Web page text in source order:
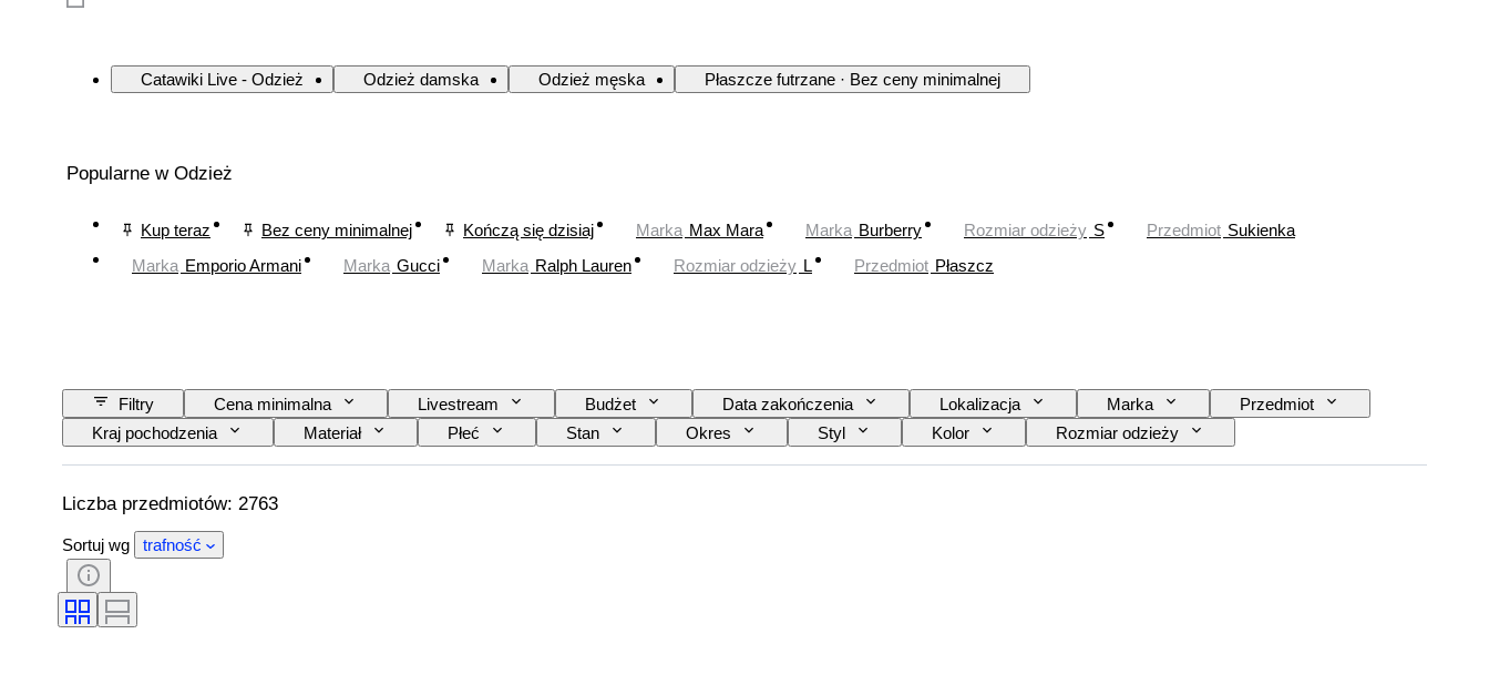
Catawiki Live - Odzież Odzież damska Odzież męska Płaszcze futrzane · Bez ceny minimalnej
Popularne w Odzież
Kup teraz Bez ceny minimalnej Kończą się dzisiaj Marka Max Mara Marka Burberry Rozmiar odzieży S Przedmiot Sukienka
Marka Emporio Armani Marka Gucci Marka Ralph Lauren Rozmiar odzieży L Przedmiot Płaszcz
Filtry Cena minimalna Livestream Budżet Data zakończenia Lokalizacja Marka
Przedmiot
Kraj pochodzenia
Materiał Płeć Stan Okres Styl Kolor
Rozmiar odzieży
Rozmiar na przedmiocie
Era Wzór Rozmiar kołnierzyka koszuli Akcesoria w zestawie Rozmiar buta
Liczba przedmiotów: 2763
Sortuj wg trafność